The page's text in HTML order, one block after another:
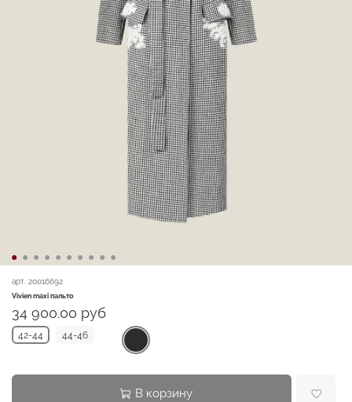
арт. 20016692
Vivien maxi пальто
34 900.00 руб
42-44 44-46
В корзину